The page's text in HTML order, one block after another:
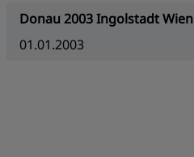
Donau 2003 Ingolstadt Wien
01.01.2003